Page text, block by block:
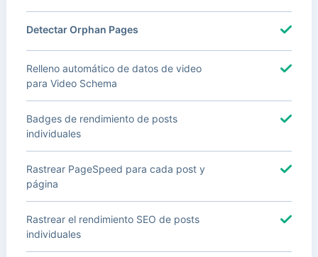
Detectar Orphan Pages
Relleno automático de datos de video
para Video Schema
Badges de rendimiento de posts
individuales
Rastrear PageSpeed para cada post y
página
Rastrear el rendimiento SEO de posts
individuales